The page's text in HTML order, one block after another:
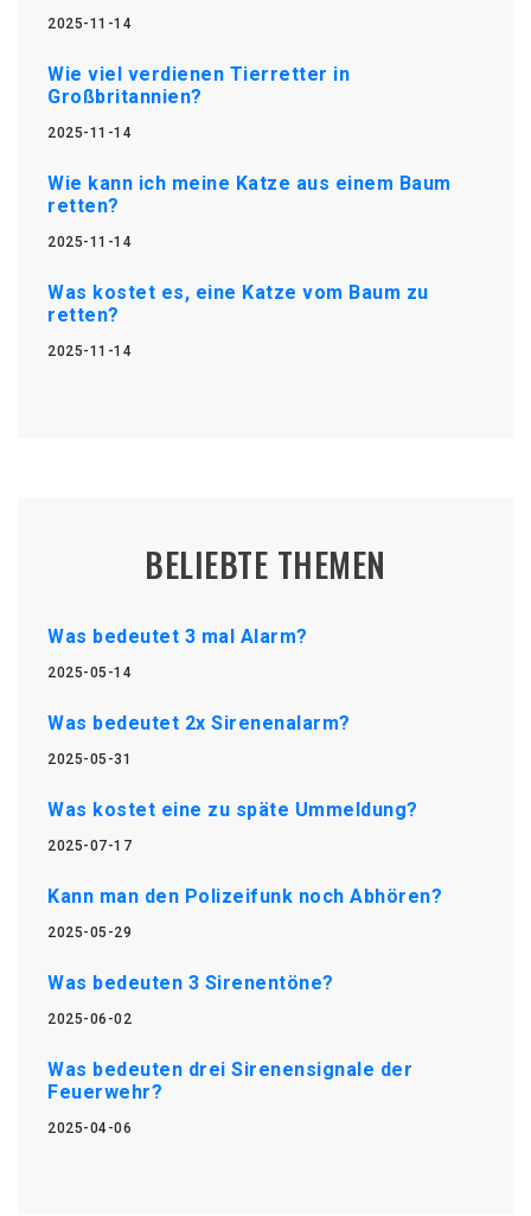
2025-11-14
Wie viel verdienen Tierretter in
Großbritannien?
2025-11-14
Wie kann ich meine Katze aus einem Baum
retten?
2025-11-14
Was kostet es, eine Katze vom Baum zu
retten?
2025-11-14
BELIEBTE THEMEN
Was bedeutet 3 mal Alarm?
2025-05-14
Was bedeutet 2x Sirenenalarm?
2025-05-31
Was kostet eine zu späte Ummeldung?
2025-07-17
Kann man den Polizeifunk noch Abhören?
2025-05-29
Was bedeuten 3 Sirenentöne?
2025-06-02
Was bedeuten drei Sirenensignale der
Feuerwehr?
2025-04-06